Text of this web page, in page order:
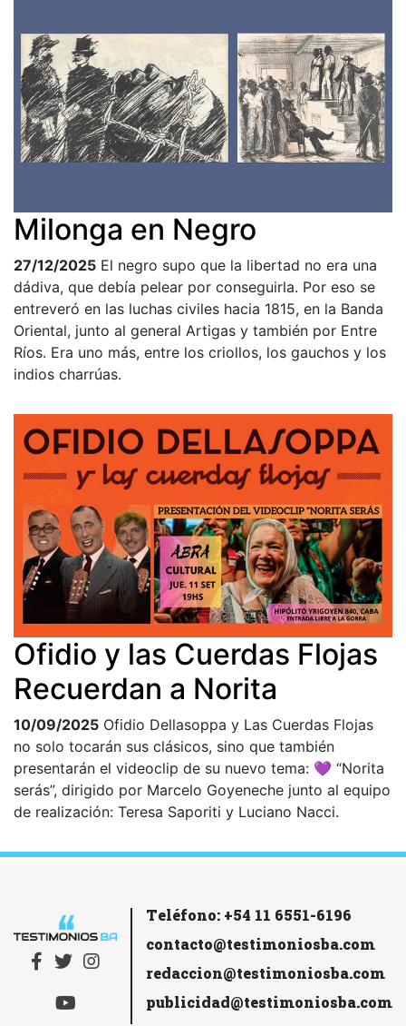
Milonga en Negro
27/12/2025 El negro supo que la libertad no era una
dádiva, que debía pelear por conseguirla. Por eso se
entreveró en las luchas civiles hacia 1815, en la Banda
Oriental, junto al general Artigas y también por Entre
Ríos. Era uno más, entre los criollos, los gauchos y los
indios charrúas.
Ofidio y las Cuerdas Flojas
Recuerdan a Norita
10/09/2025 Ofidio Dellasoppa y Las Cuerdas Flojas
no solo tocarán sus clásicos, sino que también
presentarán el videoclip de su nuevo tema: 💜 “Norita
serás”, dirigido por Marcelo Goyeneche junto al equipo
de realización: Teresa Saporiti y Luciano Nacci.
Teléfono: +54 11 6551-6196
contacto@testimoniosba.com
redaccion@testimoniosba.com
publicidad@testimoniosba.com